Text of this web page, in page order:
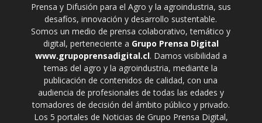
Prensa y Difusión para el Agro y la agroindustria, sus
desafíos, innovación y desarrollo sustentable.
Somos un medio de prensa colaborativo, temático y
digital, perteneciente a Grupo Prensa Digital
www.grupoprensadigital.cl. Damos visibilidad a
temas del agro y la agroindustria, mediante la
publicación de contenidos de calidad, con una
audiencia de profesionales de todas las edades y
tomadores de decisión del ámbito público y privado.
Los 5 portales de Noticias de Grupo Prensa Digital,